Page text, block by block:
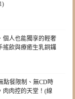
個人也能獨享的輕奢
搖飲與療癒生乳銅鑼
點餐限制、無CD時
肉肉控的天堂！(線